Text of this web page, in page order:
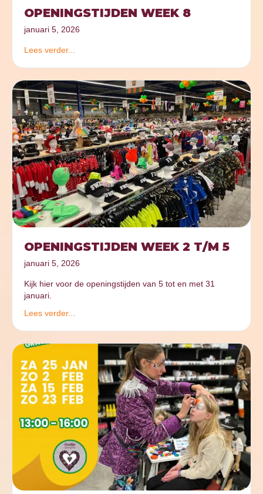
OPENINGSTIJDEN WEEK 8
januari 5, 2026
Lees verder...
OPENINGSTIJDEN WEEK 2 T/M 5
januari 5, 2026
Kijk hier voor de openingstijden van 5 tot en met 31
januari.
Lees verder...